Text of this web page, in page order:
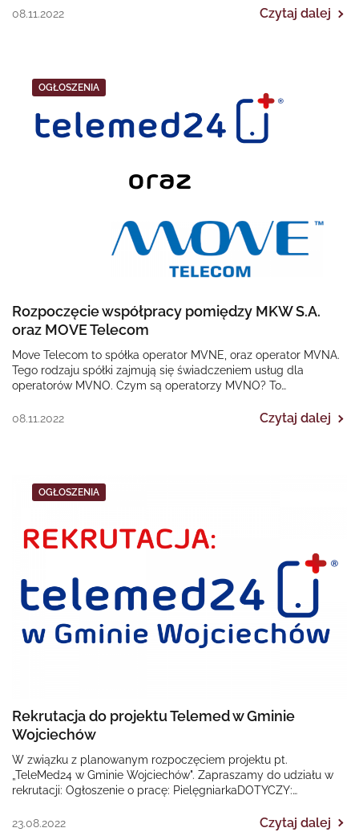
08.11.2022 Czytaj dalej
OGŁOSZENIA
Rozpoczęcie współpracy pomiędzy MKW S.A.
oraz MOVE Telecom
Move Telecom to spółka operator MVNE, oraz operator MVNA.
Tego rodzaju spółki zajmują się świadczeniem usług dla
operatorów MVNO. Czym są operatorzy MVNO? To…
08.11.2022 Czytaj dalej
OGŁOSZENIA
Rekrutacja do projektu Telemed w Gminie
Wojciechów
W związku z planowanym rozpoczęciem projektu pt.
„TeleMed24 w Gminie Wojciechów". Zapraszamy do udziału w
rekrutacji: Ogłoszenie o pracę: PielęgniarkaDOTYCZY:
23.08.2022
Czytaj dalej